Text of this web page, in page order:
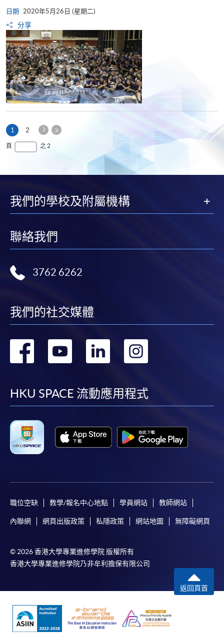
日期 2020年5月26日 (星期二)
分享
1 本
頁
2
下
頁
頁 之 2
我們的學校及附屬機構
聯絡我們
3762 6262
我們的社交媒體
轉
facebook
轉
youtube
轉
linkedin
轉
HKU SPACE 流動應用程式
職位空缺 教學/報名中心地點 學員網站 教師網站
內聯網 網頁出版政策 私隱政策 網站地圖 無障礙網頁
© 2026 香港大學專業進修學院 版權所有
香港大學專業進修學院乃非牟利擔保有限公司
返回頁首